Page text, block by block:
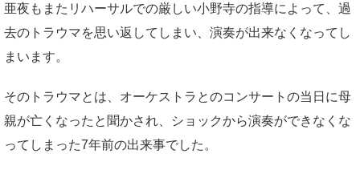
亜夜もまたリハーサルでの厳しい小野寺の指導によって、過
去のトラウマを思い返してしまい、演奏が出来なくなってし
まいます。
そのトラウマとは、オーケストラとのコンサートの当日に母
親が亡くなったと聞かされ、ショックから演奏ができなくな
ってしまった7年前の出来事でした。